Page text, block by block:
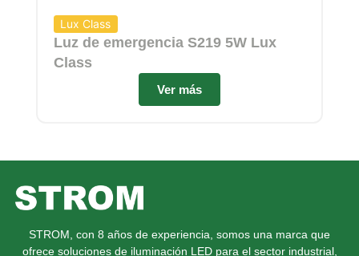
Lux Class
Luz de emergencia S219 5W Lux
Class
Ver más
STROM, con 8 años de experiencia, somos una marca que
ofrece soluciones de iluminación LED para el sector industrial,